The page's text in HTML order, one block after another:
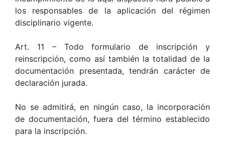
los responsables de la aplicación del régimen
disciplinario vigente.
Art. 11 – Todo formulario de inscripción y
reinscripción, como así también la totalidad de la
documentación presentada, tendrán carácter de
declaración jurada.
No se admitirá, en ningún caso, la incorporación
de documentación, fuera del término establecido
para la inscripción.